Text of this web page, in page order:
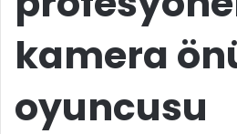
kamera
oyuncusu